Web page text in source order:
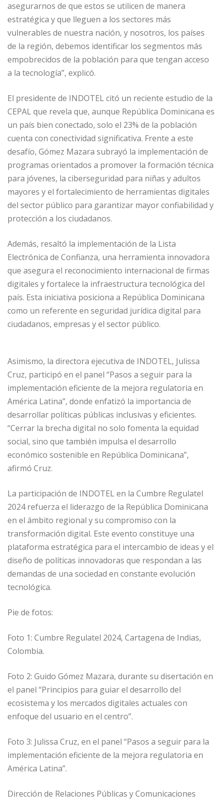
asegurarnos de que estos se utilicen de manera
estratégica y que lleguen a los sectores más
vulnerables de nuestra nación, y nosotros, los países
de la región, debemos identificar los segmentos más
empobrecidos de la población para que tengan acceso
a la tecnología”, explicó.
El presidente de INDOTEL citó un reciente estudio de la
CEPAL que revela que, aunque República Dominicana es
un país bien conectado, solo el 23% de la población
cuenta con conectividad significativa. Frente a este
desafío, Gómez Mazara subrayó la implementación de
programas orientados a promover la formación técnica
para jóvenes, la ciberseguridad para niñas y adultos
mayores y el fortalecimiento de herramientas digitales
del sector público para garantizar mayor confiabilidad y
protección a los ciudadanos.
Además, resaltó la implementación de la Lista
Electrónica de Confianza, una herramienta innovadora
que asegura el reconocimiento internacional de firmas
digitales y fortalece la infraestructura tecnológica del
país. Esta iniciativa posiciona a República Dominicana
como un referente en seguridad jurídica digital para
ciudadanos, empresas y el sector público.
Asimismo, la directora ejecutiva de INDOTEL, Julissa
Cruz, participó en el panel “Pasos a seguir para la
implementación eficiente de la mejora regulatoria en
América Latina”, donde enfatizó la importancia de
desarrollar políticas públicas inclusivas y eficientes.
“Cerrar la brecha digital no solo fomenta la equidad
social, sino que también impulsa el desarrollo
económico sostenible en República Dominicana”,
afirmó Cruz.
La participación de INDOTEL en la Cumbre Regulatel
2024 refuerza el liderazgo de la República Dominicana
en el ámbito regional y su compromiso con la
transformación digital. Este evento constituye una
plataforma estratégica para el intercambio de ideas y el
diseño de políticas innovadoras que respondan a las
demandas de una sociedad en constante evolución
tecnológica.
Pie de fotos:
Foto 1: Cumbre Regulatel 2024, Cartagena de Indias,
Colombia.
Foto 2: Guido Gómez Mazara, durante su disertación en
el panel “Principios para guiar el desarrollo del
ecosistema y los mercados digitales actuales con
enfoque del usuario en el centro”.
Foto 3: Julissa Cruz, en el panel “Pasos a seguir para la
implementación eficiente de la mejora regulatoria en
América Latina”.
Dirección de Relaciones Públicas y Comunicaciones